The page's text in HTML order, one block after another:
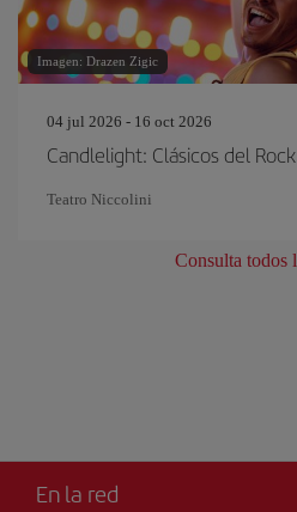
Imagen: Drazen Zigic
04 jul 2026 - 16 oct 2026
Candlelight: Clásicos del Rock
Teatro Niccolini
Consulta todos
En la red